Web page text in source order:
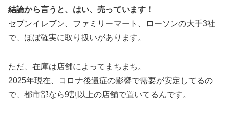
結論から言うと、はい、売っています！
セブンイレブン、ファミリーマート、ローソンの大手3社
で、ほぼ確実に取り扱いがあります。
ただ、在庫は店舗によってまちまち。
2025年現在、コロナ後遺症の影響で需要が安定してるの
で、都市部なら9割以上の店舗で置いてるんです。